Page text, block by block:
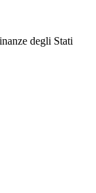
degli Stati